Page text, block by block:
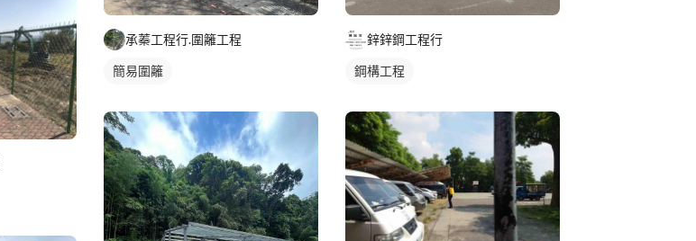
承蓁工程行.圍籬工程
簡易圍籬
鋅鋅鋼工程行
鋼構工程